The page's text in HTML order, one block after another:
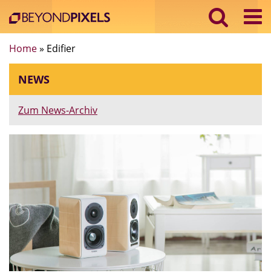
Home» Edifier
NEWS
Zum News-Archiv